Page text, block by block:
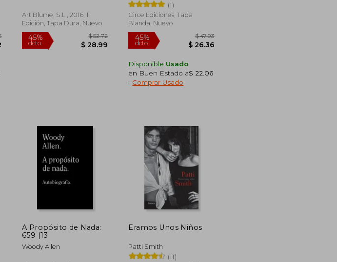
Art Blume, S.L., 2016, 1
Edición, Tapa Dura, Nuevo
dcto.
$ 52.72
$ 28.99
(1)
Circe Ediciones, Tapa
Blanda, Nuevo
45%
dcto.
Disponible Usado
en Buen Estado a$ 22.06
Comprar Usado
A Propósito de Nada:
659 (13
Woody Allen
Eramos Unos Niños
Patti Smith
(11)